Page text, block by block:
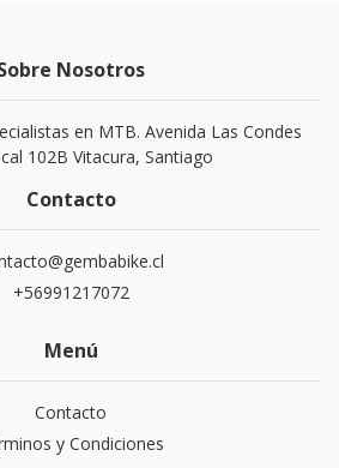
Nosotros
en MTB. Avenida Las Condes
102B Vitacura, Santiago
Contacto
+56991217072
Menú
Contacto
y Condiciones